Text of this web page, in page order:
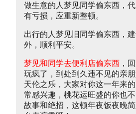
做生意的人梦见同学偷东西，
有亏损，应重新整顿。
出行的人梦见旧同学偷东西，
外，顺利平安。
梦见和同学去便利店偷东西 ，
玩疯了，到处到久违不见的亲
天伦之乐，大家对你这一年来
常感兴趣，桃花运旺盛的你也
故事和绝招，这顿年夜饭夜晚